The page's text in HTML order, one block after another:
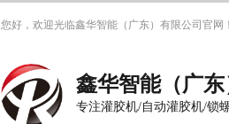
您好，欢迎光临鑫华智能（广东）有限公司官网
鑫华智能（广
专注灌胶机/自动灌胶机/锁